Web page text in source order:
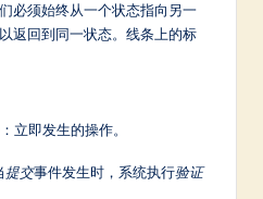
必须始终从一个状态指向另一
返回到同一状态。线条上的标
：立即发生的操作。
提交事件发生时，系统执行验证